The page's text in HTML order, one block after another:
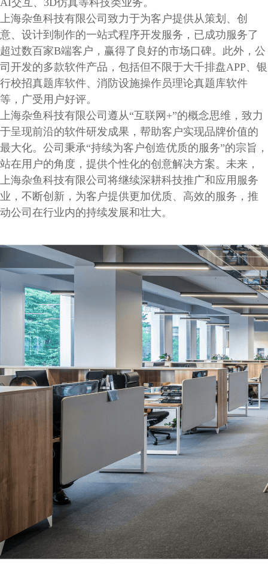
AI交互、3D仿真等科技类业务。
上海杂鱼科技有限公司致力于为客户提供从策划、创
意、设计到制作的一站式程序开发服务，已成功服务了
超过数百家B端客户，赢得了良好的市场口碑。此外，公
司开发的多款软件产品，包括但不限于大千排盘APP、银
行校招真题库软件、消防设施操作员理论真题库软件
等，广受用户好评。
上海杂鱼科技有限公司遵从“互联网+”的概念思维，致力
于呈现前沿的软件研发成果，帮助客户实现品牌价值的
最大化。公司秉承“持续为客户创造优质的服务”的宗旨，
站在用户的角度，提供个性化的创意解决方案。未来，
上海杂鱼科技有限公司将继续深耕科技推广和应用服务
业，不断创新，为客户提供更加优质、高效的服务，推
动公司在行业内的持续发展和壮大。